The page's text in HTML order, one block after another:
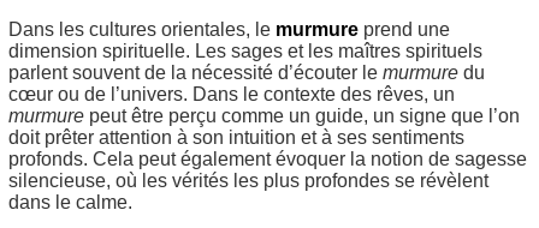
Dans les cultures orientales, le murmure prend une
dimension spirituelle. Les sages et les maîtres spirituels
parlent souvent de la nécessité d’écouter le murmure du
cœur ou de l’univers. Dans le contexte des rêves, un
murmure peut être perçu comme un guide, un signe que l’on
doit prêter attention à son intuition et à ses sentiments
profonds. Cela peut également évoquer la notion de sagesse
silencieuse, où les vérités les plus profondes se révèlent
dans le calme.